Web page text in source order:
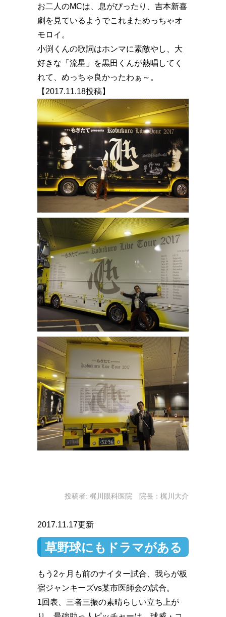
お二人のMCは、息がぴったり、吉本新喜
劇を見ているようでこれまためっちゃオ
モロイ。
小渕くんの歌詞はホンマに素敵やし、大
好きな「流星」を黒田くんが熱唱してく
れて、めっちゃ良かったわぁ～。
【2017.11.18投稿】
投稿者: 梶川眼科医院 院長：梶川大介
2017.11.17更新
草野球にもドラマがある
もう2ヶ月も前のナイター試合、我らが板
宿ジャンキーズvs某市医師会の試合。
1回表、三者三振の素晴らしい立ち上が